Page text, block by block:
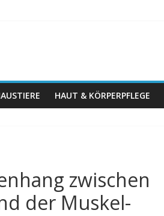
HAUT & KÖRPERPFLEGE
zwischen
der Muskel-